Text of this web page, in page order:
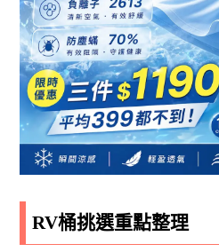
RV桶挑選重點整理